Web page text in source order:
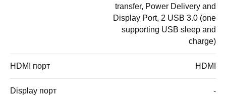
transfer, Power Delivery and
Display Port, 2 USB 3.0 (one
supporting USB sleep and
charge)
HDMI порт HDMI
Display порт -